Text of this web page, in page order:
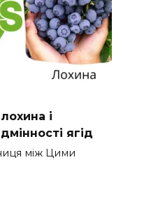
і
ягід
між Цими